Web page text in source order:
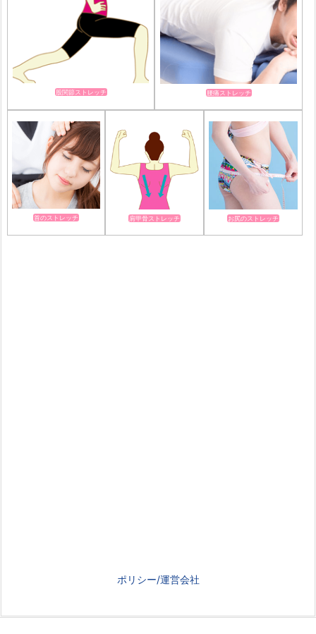
股関節ストレッチ 腰痛ストレッチ
首のストレッチ 肩甲骨ストレッチ お尻のストレッチ
ポリシー/運営会社